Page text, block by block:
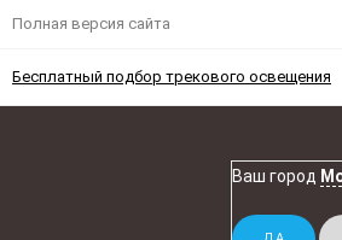
Полная версия сайта
Бесплатный подбор трекового освещения
Ваш город